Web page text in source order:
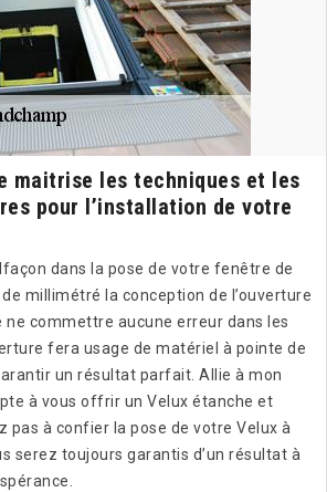
maitrise les techniques et les
pour l’installation de votre
dans la pose de votre fenêtre de
millimétré la conception de l’ouverture
commettre aucune erreur dans les
fera usage de matériel à pointe de
un résultat parfait. Allie à mon
à vous offrir un Velux étanche et
pas à confier la pose de votre Velux à
serez toujours garantis d’un résultat à